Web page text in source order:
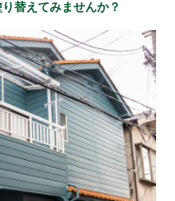
替えてみませんか？